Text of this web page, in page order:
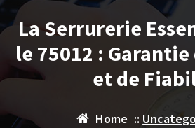
La Serrurerie
le 75012 :
et de
Home ::